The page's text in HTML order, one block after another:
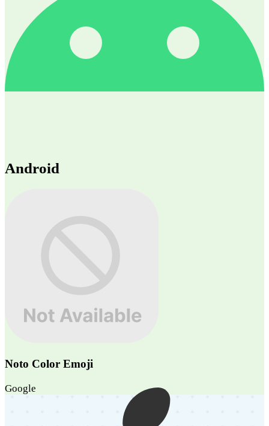
Android
Noto Color Emoji
Google